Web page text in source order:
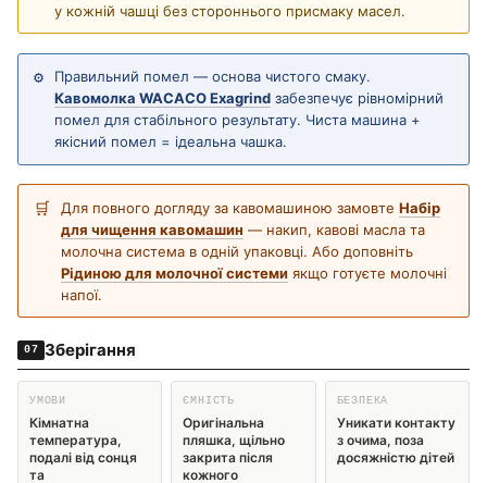
у кожній чашці без стороннього присмаку масел.
⚙️
Правильний помел — основа чистого смаку.
Кавомолка WACACO Exagrind забезпечує рівномірний
помел для стабільного результату. Чиста машина +
якісний помел = ідеальна чашка.
🛒 Для повного догляду за кавомашиною замовте Набір
для чищення кавомашин — накип, кавові масла та
молочна система в одній упаковці. Або доповніть
Рідиною для молочної системи якщо готуєте молочні
напої.
07 Зберігання
УМОВИ
Кімнатна
температура,
подалі від сонця
та
ЄМНІСТЬ
Оригінальна
пляшка, щільно
закрита після
кожного
БЕЗПЕКА
Уникати контакту
з очима, поза
досяжністю дітей